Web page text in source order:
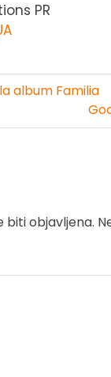
PR
album Familia
objavljena.